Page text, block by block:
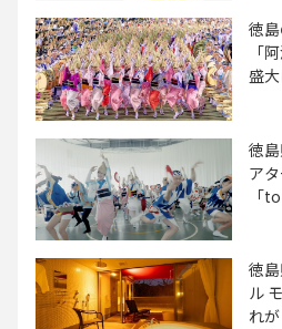
徳
「
盛
徳
ア
「
徳
ル
れ